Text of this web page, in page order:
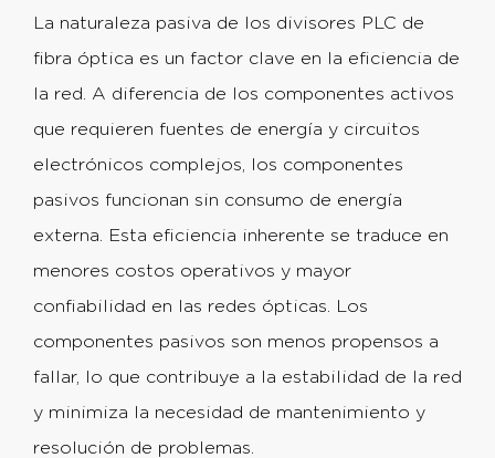
La naturaleza pasiva de los divisores PLC de
fibra óptica es un factor clave en la eficiencia de
la red. A diferencia de los componentes activos
que requieren fuentes de energía y circuitos
electrónicos complejos, los componentes
pasivos funcionan sin consumo de energía
externa. Esta eficiencia inherente se traduce en
menores costos operativos y mayor
confiabilidad en las redes ópticas. Los
componentes pasivos son menos propensos a
fallar, lo que contribuye a la estabilidad de la red
y minimiza la necesidad de mantenimiento y
resolución de problemas.